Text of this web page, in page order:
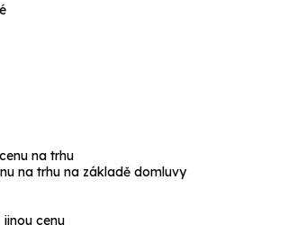
na trhu
na trhu na základě domluvy
cenu